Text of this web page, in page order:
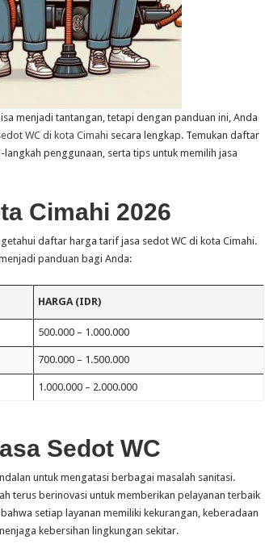
menjadi tantangan, tetapi dengan panduan ini, Anda
WC di kota Cimahi secara lengkap. Temukan daftar
penggunaan, serta tips untuk memilih jasa
Cimahi 2026
daftar harga tarif jasa sedot WC di kota Cimahi.
panduan bagi Anda:
HARGA (IDR)
500.000 – 1.000.000
700.000 – 1.500.000
1.000.000 – 2.000.000
Sedot WC
untuk mengatasi berbagai masalah sanitasi.
terus berinovasi untuk memberikan pelayanan terbaik
setiap layanan memiliki kekurangan, keberadaan
kebersihan lingkungan sekitar.